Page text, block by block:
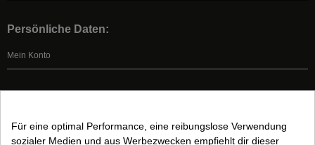
Persönliche Daten:
Mein Konto
Allgemeine Geschäftsbedingungen
Rechtlicher Hinweis
Für eine optimal Performance, eine reibungslose Verwendung
sozialer Medien und aus Werbezwecken empfiehlt dir dieser